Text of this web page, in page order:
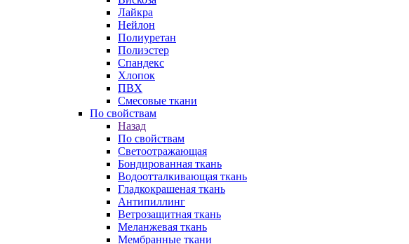
Лайкра
Нейлон
Полиуретан
Полиэстер
Спандекс
Хлопок
ПВХ
Смесовые ткани
По свойствам
Назад
По свойствам
Светоотражающая
Бондированная ткань
Водоотталкивающая ткань
Гладкокрашеная ткань
Антипиллинг
Ветрозащитная ткань
Меланжевая ткань
Мембранные ткани